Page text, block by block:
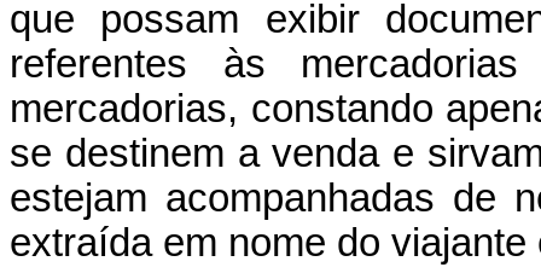
que possam exibir
referentes às
mercadorias, constando
se destinem a venda e
estejam acompanhadas de
extraída em nome do